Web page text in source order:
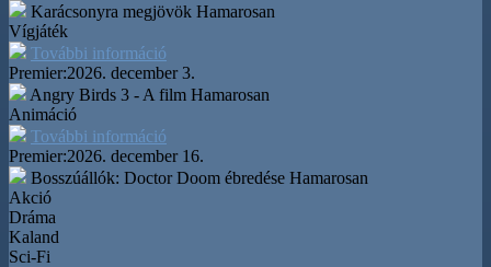
Karácsonyra megjövök Hamarosan
Vígjáték
További információ
Premier:2026. december 3.
Angry Birds 3 - A film Hamarosan
Animáció
További információ
Premier:2026. december 16.
Bosszúállók: Doctor Doom ébredése Hamarosan
Akció
Dráma
Kaland
Sci-Fi